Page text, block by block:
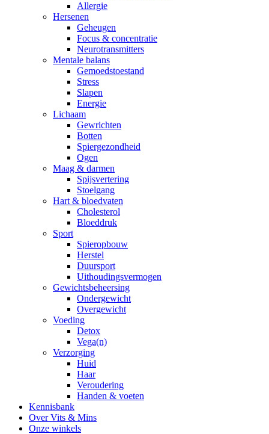
Allergie
Hersenen
Geheugen
Focus & concentratie
Neurotransmitters
Mentale balans
Gemoedstoestand
Stress
Slapen
Energie
Lichaam
Gewrichten
Botten
Spiergezondheid
Ogen
Maag & darmen
Spijsvertering
Stoelgang
Hart & bloedvaten
Cholesterol
Bloeddruk
Sport
Spieropbouw
Herstel
Duursport
Uithoudingsvermogen
Gewichtsbeheersing
Ondergewicht
Overgewicht
Voeding
Detox
Vega(n)
Verzorging
Huid
Haar
Veroudering
Handen & voeten
Kennisbank
Over Vits & Mins
Onze winkels